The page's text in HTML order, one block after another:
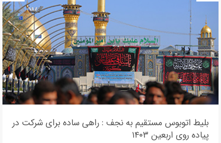
بلیط اتوبوس مستقیم به نجف : راهی ساده برای شرکت در
پیاده روی اربعین ۱۴۰۳